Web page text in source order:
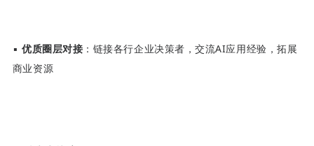
▪ 优质圈层对接 ：链接各行企业决策者，交流AI应用经验，拓展
商业资源